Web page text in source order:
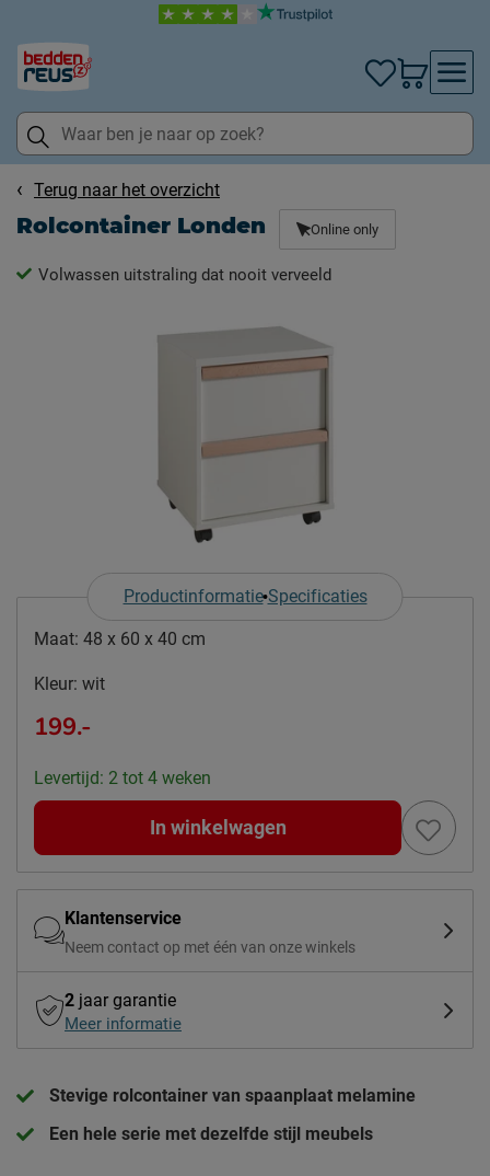
Terug naar het overzicht
Rolcontainer Londen Online only
Volwassen uitstraling dat nooit verveeld
Productinformatie Specificaties
Maat: 48 x 60 x 40 cm
Kleur: wit
199.-
Levertijd: 2 tot 4 weken
In winkelwagen
Klantenservice
Neem contact op met één van onze winkels
2 jaar garantie
Meer informatie
Stevige rolcontainer van spaanplaat melamine
Een hele serie met dezelfde stijl meubels